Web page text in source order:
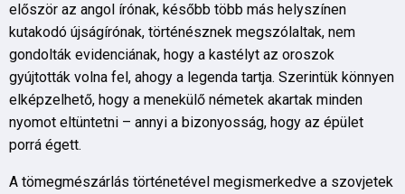
először az angol írónak, később több más helyszínen
kutakodó újságírónak, történésznek megszólaltak, nem
gondolták evidenciának, hogy a kastélyt az oroszok
gyújtották volna fel, ahogy a legenda tartja. Szerintük könnyen
elképzelhető, hogy a menekülő németek akartak minden
nyomot eltüntetni – annyi a bizonyosság, hogy az épület
porrá égett.
A tömegmészárlás történetével megismerkedve a szovjetek